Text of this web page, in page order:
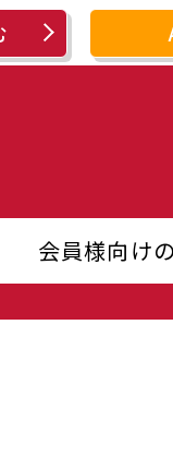
会員様向け